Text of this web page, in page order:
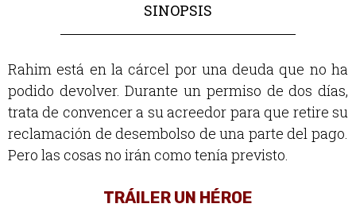
SINOPSIS
Rahim está en la cárcel por una deuda que no ha
podido devolver. Durante un permiso de dos días,
trata de convencer a su acreedor para que retire su
reclamación de desembolso de una parte del pago.
Pero las cosas no irán como tenía previsto.
TRÁILER UN HÉROE